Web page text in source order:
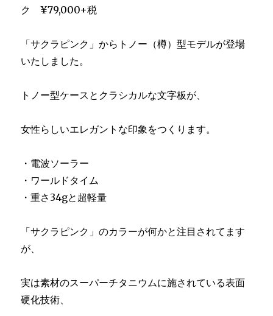
ク ¥79,000+税
「サクラピンク」からトノー（樽）型モデルが登場
いたしました。
トノー型ケースとクラシカルな文字板が、
女性らしいエレガントな印象をつくります。
・電波ソーラー
・ワールドタイム
・重さ34gと超軽量
「サクラピンク」のカラーが何かと注目されてます
が、
実は素材のスーパーチタニウムに施されている表面
硬化技術、